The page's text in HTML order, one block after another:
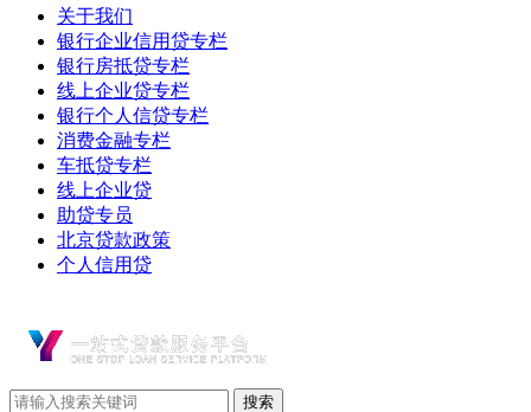
关于我们
银行企业信用贷专栏
银行房抵贷专栏
线上企业贷专栏
银行个人信贷专栏
消费金融专栏
车抵贷专栏
线上企业贷
助贷专员
北京贷款政策
个人信用贷